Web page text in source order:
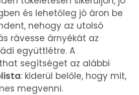
és lehetőleg jó áron be
nehogy az utolsó
rávesse árnyékát az
együttlétre. A
segítséget az alábbi
: kiderül belőle, hogy mit,
megvenni.